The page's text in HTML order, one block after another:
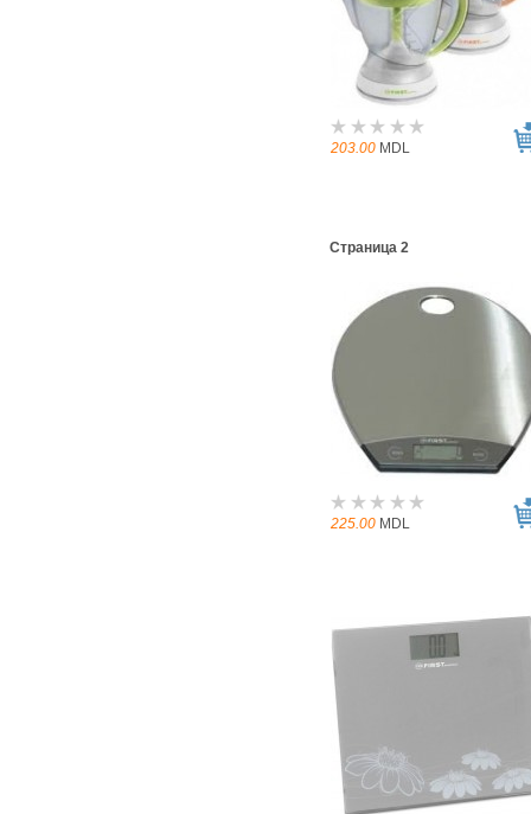
203.00 MDL
Страница 2
225.00 MDL